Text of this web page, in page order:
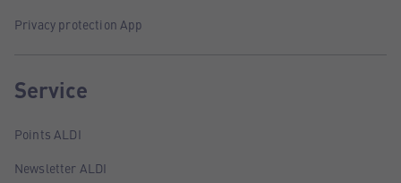
Privacy protection App
Service
Points ALDI
Newsletter ALDI